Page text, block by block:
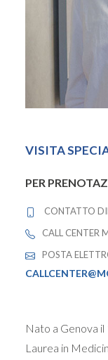
VISITA
PER
CONTATTO
CALL CENTER
POSTA
Nato a Genova
Laurea in